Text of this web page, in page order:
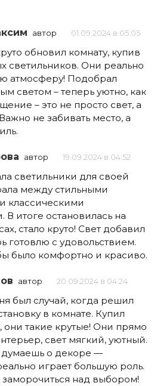
автор 01.09.2024 в 05:05
обновил комнату, купив
светильников. Они реально
атмосферу! Подобрал
светом – теперь уютно, как
– это не просто свет, а
не забивать место, а
автор 19.09.2024 в 04:52
светильники для своей
между стильными
классическими
В итоге остановилась на
стало круто! Свет добавил
готовлю с удовольствием.
было комфортно и красиво.
автор 20.09.2024 в 04:24
был случай, когда решил
в комнате. Купил
они такие крутые! Они прямо
свет мягкий, уютный.
думаешь о декоре —
играет большую роль.
над выбором!